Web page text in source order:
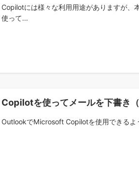
Copilotには様々な利用用途がありますが、
使って...
Copilotを使ってメールを下書き（
OutlookでMicrosoft Copilotを使用できるよ